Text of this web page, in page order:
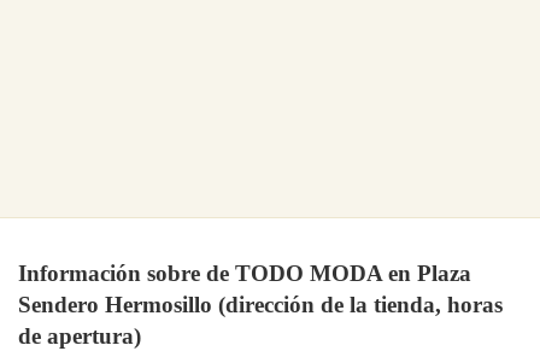
Información sobre de TODO MODA en Plaza
Sendero Hermosillo (dirección de la tienda, horas
de apertura)